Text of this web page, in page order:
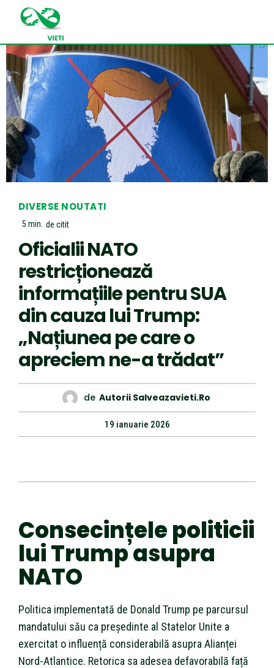
DIVERSE NOUTATI
5 min. de citit
Oficialii NATO
restricționează
informațiile pentru SUA
din cauza lui Trump:
„Națiunea pe care o
apreciem ne-a trădat”
de Autorii Salveazavieti.ro
19 ianuarie 2026
Consecințele politicii
lui Trump asupra
NATO
Politica implementată de Donald Trump pe parcursul
mandatului său ca președinte al Statelor Unite a
exercitat o influență considerabilă asupra Alianței
Nord-Atlantice. Retorica sa adesea defavorabilă față